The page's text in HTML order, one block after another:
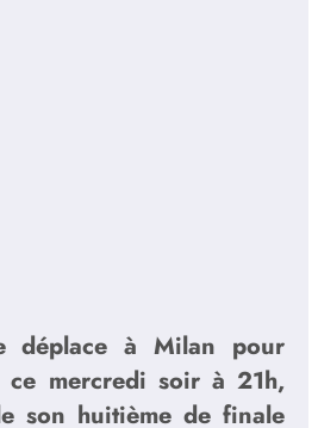
déplace à Milan pour
ce mercredi soir à 21h,
son huitième de finale